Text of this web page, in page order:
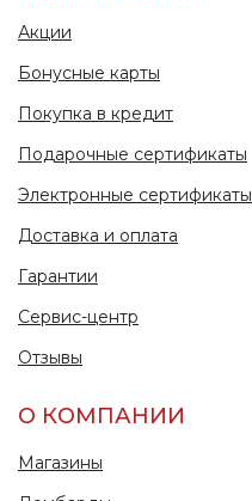
Акции
Бонусные карты
Покупка в кредит
Подарочные сертификаты
Электронные сертификаты
Доставка и оплата
Гарантии
Сервис-центр
Отзывы
О КОМПАНИИ
Магазины